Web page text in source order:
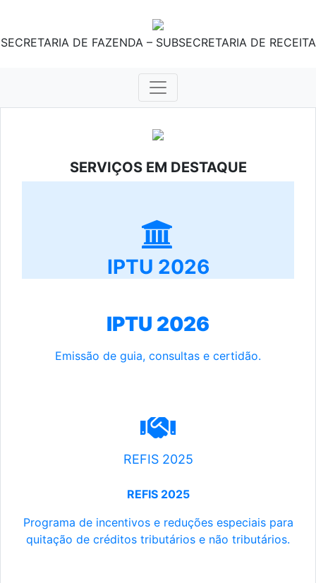
SECRETARIA DE FAZENDA – SUBSECRETARIA DE RECEITA
SERVIÇOS EM DESTAQUE
IPTU 2026
IPTU 2026
Emissão de guia, consultas e certidão.
REFIS 2025
REFIS 2025
Programa de incentivos e reduções especiais para
quitação de créditos tributários e não tributários.